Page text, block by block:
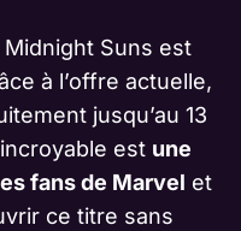
Midnight Suns est
à l’offre actuelle,
jusqu’au 13
est une
fans de Marvel et
ce titre sans